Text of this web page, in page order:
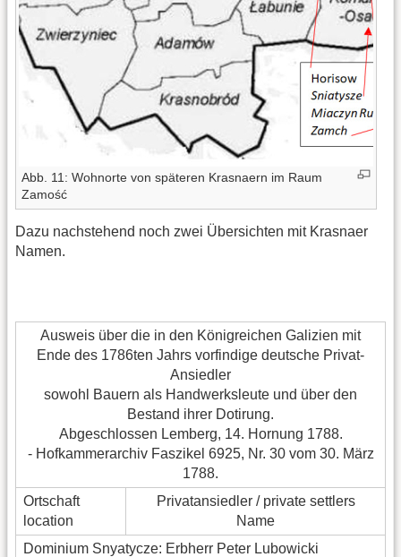
Abb. 11: Wohnorte von späteren Krasnaern im Raum
Zamość
Dazu nachstehend noch zwei Übersichten mit Krasnaer
Namen.
Ausweis über die in den Königreichen Galizien mit
Ende des 1786ten Jahrs vorfindige deutsche Privat-
Ansiedler
sowohl Bauern als Handwerksleute und über den
Bestand ihrer Dotirung.
Abgeschlossen Lemberg, 14. Hornung 1788.
- Hofkammerarchiv Faszikel 6925, Nr. 30 vom 30. März
1788.
Ortschaft
location
Privatansiedler / private settlers
Name
Dominium Snyatycze: Erbherr Peter Lubowicki